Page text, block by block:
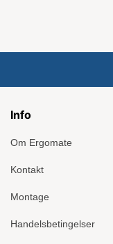
Info
Om Ergomate
Kontakt
Montage
Handelsbetingelser